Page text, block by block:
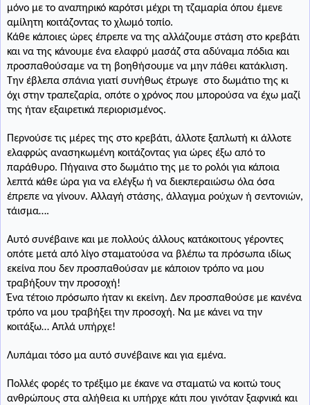
μόνο με το αναπηρικό καρότσι μέχρι τη τζαμαρία όπου έμενε
αμίλητη κοιτάζοντας το χλωμό τοπίο.
Κάθε κάποιες ώρες έπρεπε να της αλλάζουμε στάση στο κρεβάτι
και να της κάνουμε ένα ελαφρύ μασάζ στα αδύναμα πόδια και
προσπαθούσαμε να τη βοηθήσουμε να μην πάθει κατάκλιση.
Την έβλεπα σπάνια γιατί συνήθως έτρωγε στο δωμάτιο της κι
όχι στην τραπεζαρία, οπότε ο χρόνος που μπορούσα να έχω μαζί
της ήταν εξαιρετικά περιορισμένος.
Περνούσε τις μέρες της στο κρεβάτι, άλλοτε ξαπλωτή κι άλλοτε
ελαφρώς ανασηκωμένη κοιτάζοντας για ώρες έξω από το
παράθυρο. Πήγαινα στο δωμάτιο της με το ρολόι για κάποια
λεπτά κάθε ώρα για να ελέγξω ή να διεκπεραιώσω όλα όσα
έπρεπε να γίνουν. Αλλαγή στάσης, άλλαγμα ρούχων ή σεντονιών,
τάισμα….
Αυτό συνέβαινε και με πολλούς άλλους κατάκοιτους γέροντες
οπότε μετά από λίγο σταματούσα να βλέπω τα πρόσωπα ιδίως
εκείνα που δεν προσπαθούσαν με κάποιον τρόπο να μου
τραβήξουν την προσοχή!
Ένα τέτοιο πρόσωπο ήταν κι εκείνη. Δεν προσπαθούσε με κανένα
τρόπο να μου τραβήξει την προσοχή. Να με κάνει να την
κοιτάξω… Απλά υπήρχε!
Λυπάμαι τόσο μα αυτό συνέβαινε και για εμένα.
Πολλές φορές το τρέξιμο με έκανε να σταματώ να κοιτώ τους
ανθρώπους στα αλήθεια κι υπήρχε κάτι που γινόταν ξαφνικά και